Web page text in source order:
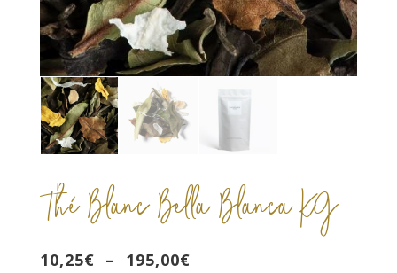
Thé Blanc Bella Blanca KG
10,25€ – 195,00€Plage